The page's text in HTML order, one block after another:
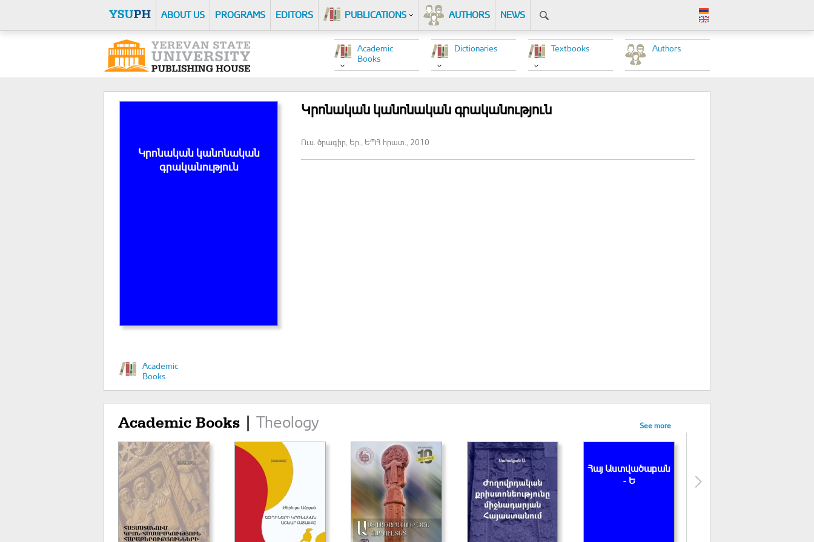
ABOUT US PROGRAMS EDITORS PUBLICATIONS AUTHORS NEWS
Authors
Textbooks
Dictionaries
Academic
Books
Կրոնական կանոնական
գրականություն
Academic
Books
Կրոնական կանոնական գրականություն
Ուս. ծրագիր, Եր., ԵՊՀ հրատ., 2010
Academic Books | Theology See more
Հայ Աստվածաբան
- Ե